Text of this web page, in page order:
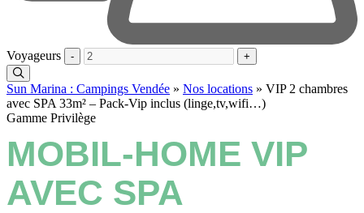
Voyageurs - +
Sun Marina : Campings Vendée » Nos locations » VIP 2 chambres
avec SPA 33m² – Pack-Vip inclus (linge,tv,wifi…)
Gamme Privilège
MOBIL-HOME VIP
AVEC SPA